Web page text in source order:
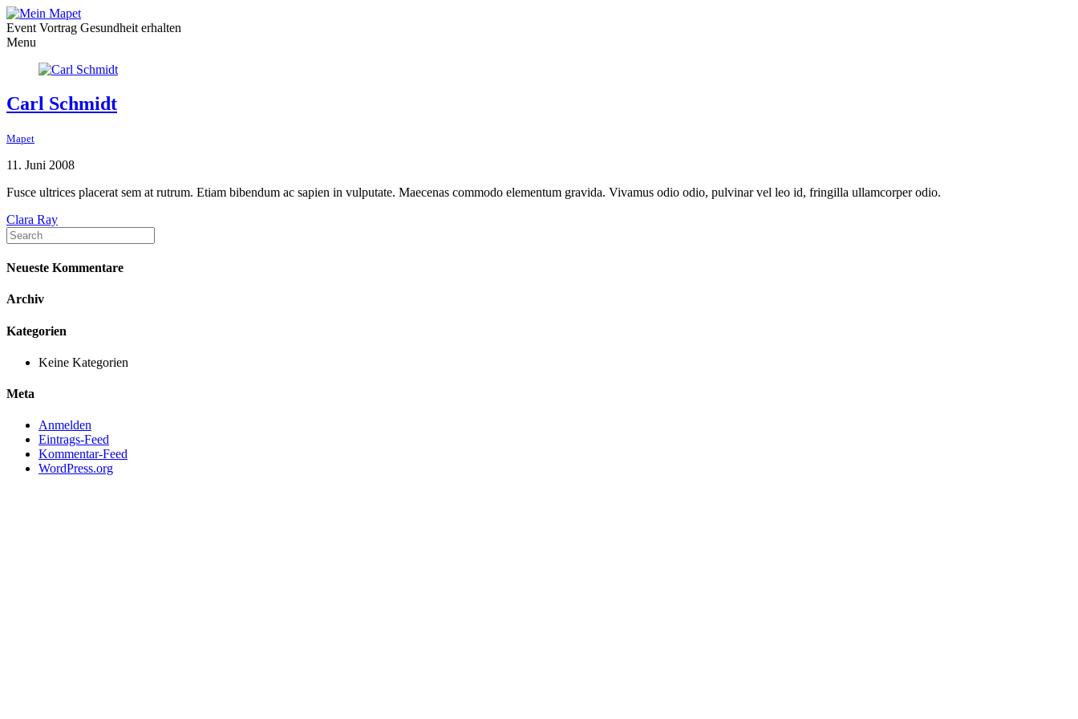
Event Vortrag Gesundheit erhalten
Menu
Carl Schmidt
Mapet
11. Juni 2008
Fusce ultrices placerat sem at rutrum. Etiam bibendum ac sapien in vulputate. Maecenas commodo elementum gravida. Vivamus odio odio, pulvinar vel leo id, fringilla ullamcorper odio.
Clara Ray
Neueste Kommentare
Archiv
Kategorien
Keine Kategorien
Meta
Anmelden
Eintrags-Feed
Kommentar-Feed
WordPress.org